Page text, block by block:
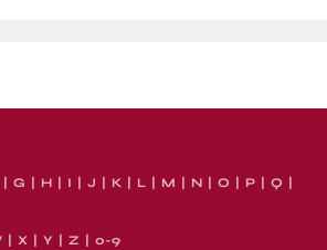
G H I J K L M N O P Q
X Y Z 0-9